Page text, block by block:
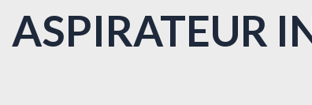
ASPIRATEUR